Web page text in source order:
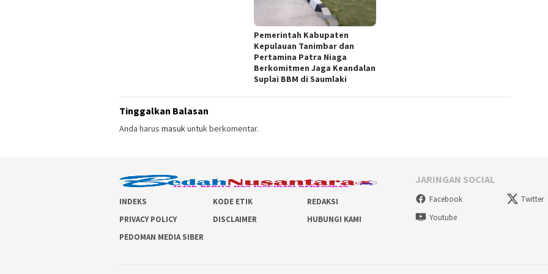
Pemerintah Kabupaten
Kepulauan Tanimbar dan
Pertamina Patra Niaga
Berkomitmen Jaga Keandalan
Suplai BBM di Saumlaki
Tinggalkan Balasan
Anda harus masukuntuk berkomentar.
INDEKS KODE ETIK
REDAKSI
PRIVACY POLICY
DISCLAIMER
HUBUNGI KAMI
PEDOMAN MEDIA SIBER
JARINGAN SOCIAL
Facebook Twitter
Youtube